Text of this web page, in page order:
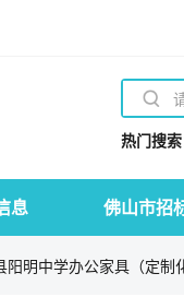
热门搜索
息 佛山市招
阳明中学办公家具（定